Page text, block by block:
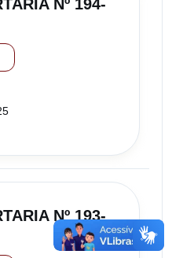
Nº 194-
Nº 193-